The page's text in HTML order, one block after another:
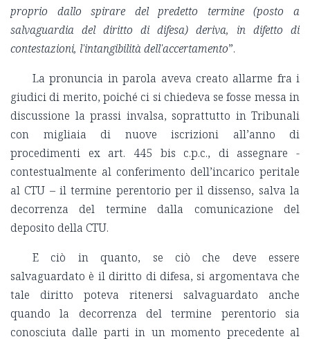
proprio dallo spirare del predetto termine (posto a
salvaguardia del diritto di difesa) deriva, in difetto di
contestazioni, l'intangibilità dell'accertamento”.
La pronuncia in parola aveva creato allarme fra i
giudici di merito, poiché ci si chiedeva se fosse messa in
discussione la prassi invalsa, soprattutto in Tribunali
con migliaia di nuove iscrizioni all’anno di
procedimenti ex art. 445 bis c.p.c., di assegnare -
contestualmente al conferimento dell’incarico peritale
al CTU – il termine perentorio per il dissenso, salva la
decorrenza del termine dalla comunicazione del
deposito della CTU.
E ciò in quanto, se ciò che deve essere
salvaguardato è il diritto di difesa, si argomentava che
tale diritto poteva ritenersi salvaguardato anche
quando la decorrenza del termine perentorio sia
conosciuta dalle parti in un momento precedente al